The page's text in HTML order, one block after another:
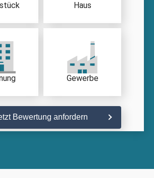
Haus
Gewerbe
Bewertung anfordern